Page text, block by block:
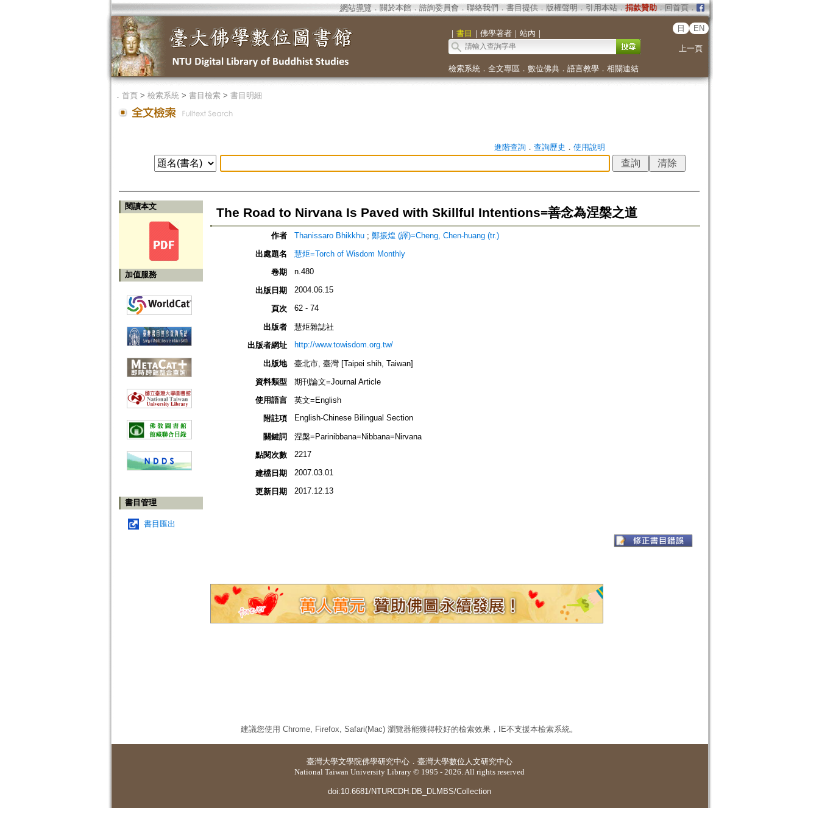
網站導覽 ． 關於本館． 諮詢委員會． 聯絡我們 ． 書目提供． 版權聲明 ． 引用本站． 捐款贊助．回首頁．
｜ 書目 ｜ 佛學著者｜ 站內 ｜
日 EN
上一頁
檢索系統． 全文專區 ． 數位佛典． 語言教學． 相關連結
． 首頁> 檢索系統> 書目檢索> 書目明細
進階查詢． 查詢歷史 ． 使用說明
閱讀本文
加值服務
書目管理
書目匯出
The Road to Nirvana Is Paved with Skillful Intentions=善念為涅槃之道
作者 Thanissaro Bhikkhu; 鄭振煌 (譯)=Cheng, Chen-huang (tr.)
出處題名
慧炬=Torch of Wisdom Monthly
卷期
n.480
出版日期 2004.06.15
頁次 62 - 74
出版者
慧炬雜誌社
出版者網址
http://www.towisdom.org.tw/
出版地
臺北市, 臺灣 [Taipei shih, Taiwan]
資料類型
期刊論文=Journal Article
使用語言
英文=English
附註項
English-Chinese Bilingual Section
關鍵詞
涅槃=Parinibbana=Nibbana=Nirvana
點閱次數
2217
建檔日期 2007.03.01
更新日期 2017.12.13
建議您使用 Chrome, Firefox, Safari(Mac) 瀏覽器能獲得較好的檢索效果，IE不支援本檢索系統。
臺灣大學文學院佛學研究中心 ． 臺灣大學數位人文研究中心
National Taiwan University Library © 1995 - 2026. All rights reserved
doi:10.6681/NTURCDH.DB_DLMBS/Collection